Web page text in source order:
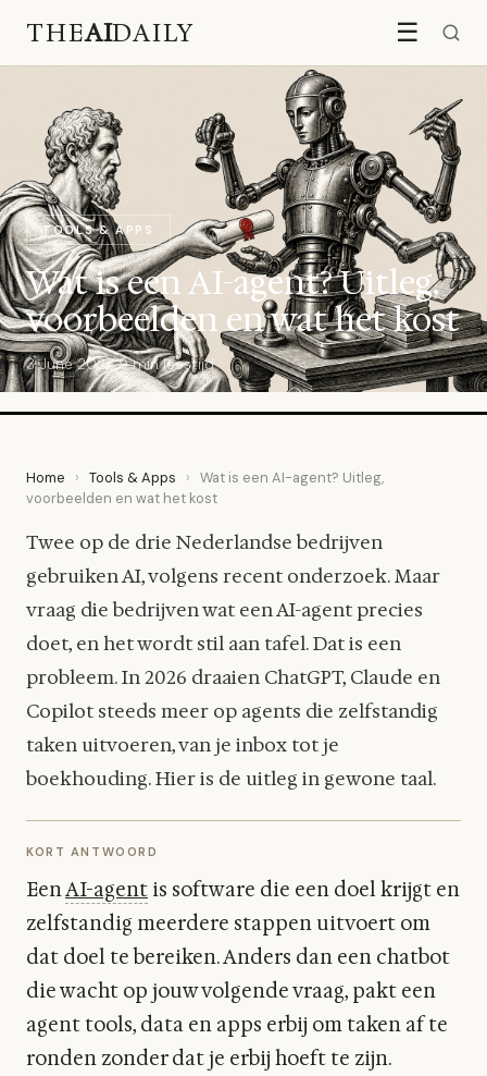
THEAIDAILY ☰
TOOLS & APPS
Wat is een AI-agent? Uitleg,
voorbeelden en wat het kost
3 June 2026·9 min leestijd
Home › Tools & Apps › Wat is een AI-agent? Uitleg,
voorbeelden en wat het kost
Twee op de drie Nederlandse bedrijven
gebruiken AI, volgens recent onderzoek. Maar
vraag die bedrijven wat een AI-agent precies
doet, en het wordt stil aan tafel. Dat is een
probleem. In 2026 draaien ChatGPT, Claude en
Copilot steeds meer op agents die zelfstandig
taken uitvoeren, van je inbox tot je
boekhouding. Hier is de uitleg in gewone taal.
KORT ANTWOORD
EenAI-agent is software die een doel krijgt en
zelfstandig meerdere stappen uitvoert om
dat doel te bereiken. Anders dan een chatbot
die wacht op jouw volgende vraag, pakt een
agent tools, data en apps erbij om taken af te
ronden zonder dat je erbij hoeft te zijn.